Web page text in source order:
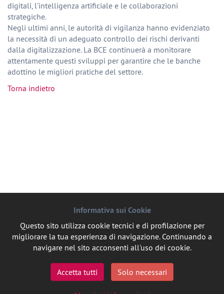
digitali, l’intelligenza artificiale e le collaborazioni
strategiche.
Negli ultimi anni, le autorità di vigilanza hanno evidenziato
la necessità di un adeguato controllo dei rischi derivanti
dalla digitalizzazione. La BCE continuerà a monitorare
attentamente questi sviluppi per garantire che le banche
adottino le migliori pratiche del settore.
Torna indietro
Informativa sui Cookie
Questo sito utilizza cookie tecnici e di profilazione per
migliorare la tua esperienza di navigazione. Continuando a
navigare nel sito acconsenti all'uso dei cookie.
Accetta tutti Solo necessari